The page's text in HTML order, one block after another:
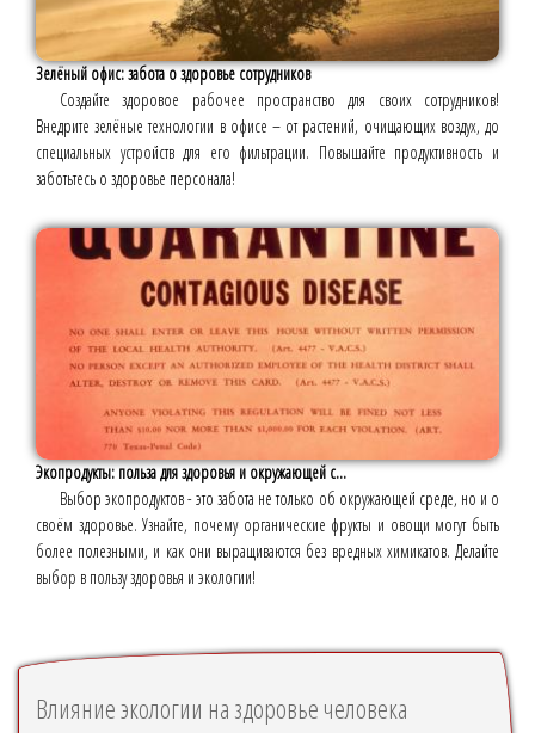
Зелёный офис: забота о здоровье сотрудников
Создайте здоровое рабочее пространство для своих сотрудников!
Внедрите зелёные технологии в офисе – от растений, очищающих воздух, до
специальных устройств для его фильтрации. Повышайте продуктивность и
заботьтесь о здоровье персонала!
Экопродукты: польза для здоровья и окружающей с...
Выбор экопродуктов - это забота не только об окружающей среде, но и о
своём здоровье. Узнайте, почему органические фрукты и овощи могут быть
более полезными, и как они выращиваются без вредных химикатов. Делайте
выбор в пользу здоровья и экологии!
Влияние экологии на здоровье человека